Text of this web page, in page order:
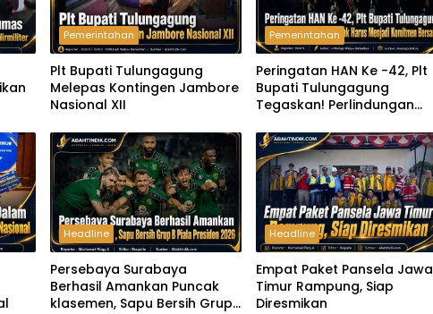
Pemerintahan
Plt Bupati Tulungagung
Melepas Kontingen Jambore
Nasional XII
Pemerintahan
Peringatan HAN Ke -42, Plt
Bupati Tulungagung
Tegaskan! Perlindungan
Komitmen Bersama
Headline
Persebaya Surabaya
Berhasil Amankan Puncak
klasemen, Sapu Bersih Grup
Headline
Empat Paket Pansela Jawa
Timur Rampung, Siap
Diresmikan